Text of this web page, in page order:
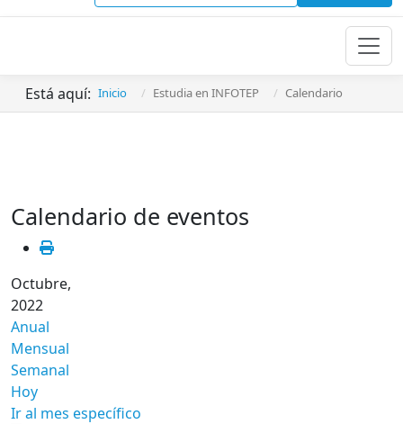
Está aquí: Inicio Estudia en INFOTEP Calendario
Calendario de eventos
Octubre,
2022
Anual
Mensual
Semanal
Hoy
Ir al mes específico